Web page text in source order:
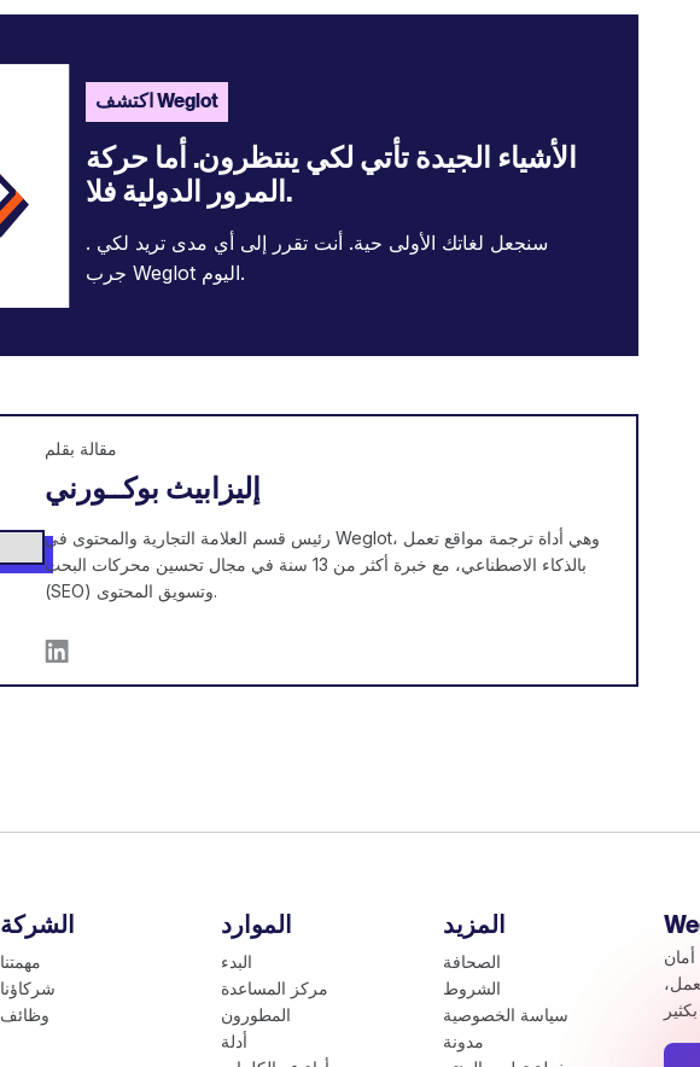
اكتشف Weglot
الأشياء الجيدة تأتي لكي ينتظرون. أما حركة
المرور الدولية فلا.
سنجعل لغاتك الأولى حية. أنت تقرر إلى أي مدى تريد لكي .
جرب Weglot اليوم.
مقالة بقلم
إليزابيث بوكــورني
رئيس قسم العلامة التجارية والمحتوى في Weglot، وهي أداة ترجمة مواقع تعمل
بالذكاء الاصطناعي، مع خبرة أكثر من 13 سنة في مجال تحسين محركات البحث
(SEO) وتسويق المحتوى.
الشركة
مهمتنا
شركاؤنا
وظائف
الموارد
البدء
مركز المساعدة
المطورون
أدلة
المزيد
الصحافة
الشروط
سياسة الخصوصية
مدونة